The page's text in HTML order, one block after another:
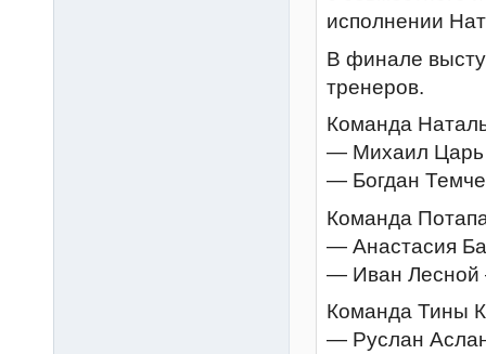
исполнении
В финале
тренеров.
Команда
— Михаил
— Богдан
Команда
— Анастасия
— Иван Лесной
Команда Тины
— Руслан